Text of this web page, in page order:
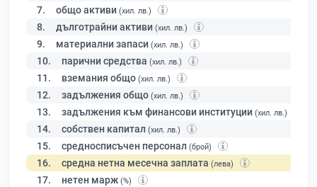
7. общо активи (хил. лв.)
8. дълготрайни активи (хил. лв.)
9. материални запаси (хил. лв.)
10. парични средства (хил. лв.)
11. вземания общо (хил. лв.)
12. задължения общо (хил. лв.)
13. задължения към финансови институции (хил. лв.)
14. собствен капитал (хил. лв.)
15. средносписъчен персонал (брой)
16. средна нетна месечна заплата (лева)
17. нетен марж (%)